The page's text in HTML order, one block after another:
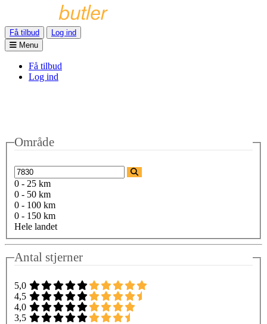
Få tilbud
Log ind
Menu
Få tilbud
Log ind
Område
0 - 25 km
0 - 50 km
0 - 100 km
0 - 150 km
Hele landet
Antal stjerner
5,0
4,5
4,0
3,5